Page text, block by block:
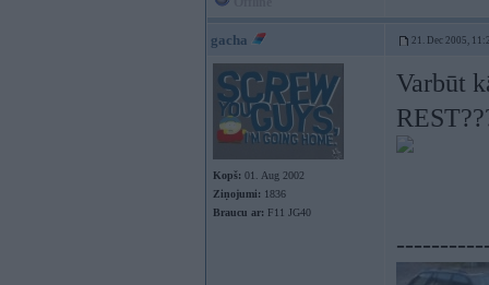
gacha 21. Dec 2005,
Kopš: 01. Aug 2002
Ziņojumi: 1836
Braucu ar: F11 JG40
Varbūt